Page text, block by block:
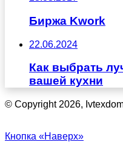
Биржа Kwork
22.06.2024
Как выбрать
вашей кухни
© Copyright 2026,
Кнопка «Наверх»